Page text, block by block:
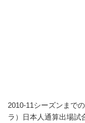
2010-11シーズンまで
ラ）日本人通算出場試